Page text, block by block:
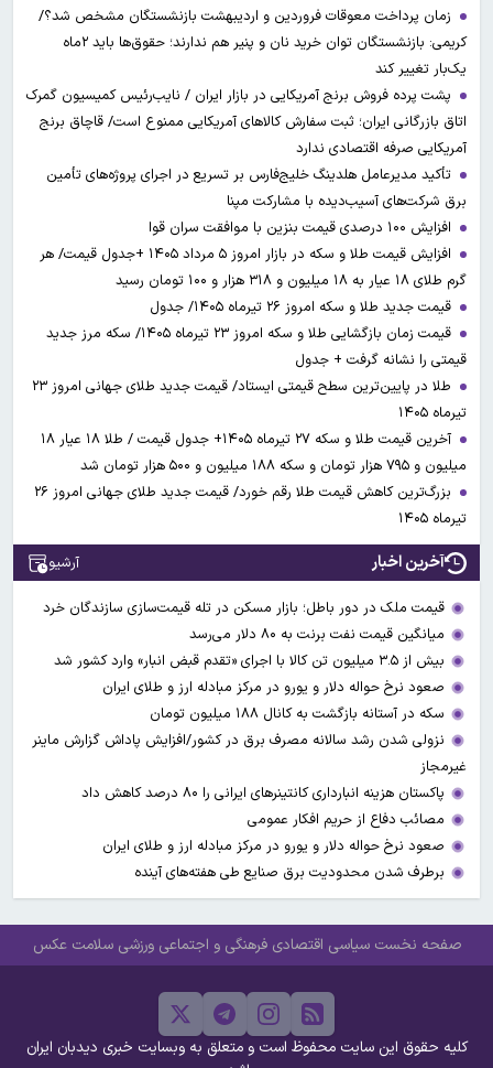
زمان پرداخت معوقات فروردین و اردیبهشت بازنشستگان مشخص شد؟/
کریمی: بازنشستگان توان خرید نان و پنیر هم ندارند؛ حقوق‌ها باید ۲ماه
یک‌بار تغییر کند
پشت پرده فروش برنج آمریکایی در بازار ایران / نایب‌رئیس کمیسیون گمرک
اتاق بازرگانی ایران؛ ثبت سفارش کالاهای آمریکایی ممنوع است/ قاچاق برنج
آمریکایی صرفه اقتصادی ندارد
تأکید مدیرعامل هلدینگ خلیج‌فارس بر تسریع در اجرای پروژه‌های تأمین
برق شرکت‌های آسیب‌دیده با مشارکت مپنا
افزایش ۱۰۰ درصدی قیمت بنزین با موافقت سران قوا
افزایش قیمت طلا و سکه در بازار امروز ۵ مرداد ۱۴۰۵ +جدول قیمت/ هر
گرم طلای ۱۸ عیار به ۱۸ میلیون و ۳۱۸ هزار و ۱۰۰ تومان رسید
قیمت جدید طلا و سکه امروز ۲۶ تیرماه ۱۴۰۵/ جدول
قیمت زمان بازگشایی طلا و سکه امروز ۲۳ تیرماه ۱۴۰۵/ سکه مرز جدید
قیمتی را نشانه گرفت + جدول
طلا در پایین‌ترین سطح قیمتی ایستاد/ قیمت جدید طلای جهانی امروز ۲۳
تیرماه ۱۴۰۵
آخرین قیمت طلا و سکه ۲۷ تیرماه ۱۴۰۵+ جدول قیمت / طلا ۱۸ عیار ۱۸
میلیون و ۷۹۵ هزار تومان و سکه ۱۸۸ میلیون و ۵۰۰ هزار تومان شد
بزرگ‌ترین کاهش قیمت طلا رقم خورد/ قیمت جدید طلای جهانی امروز ۲۶
تیرماه ۱۴۰۵
آخرین اخبار آرشیو
قیمت ملک در دور باطل؛ بازار مسکن در تله قیمت‌سازی سازندگان خرد
میانگین قیمت نفت برنت به ۸۰ دلار می‌رسد
بیش از ۳.۵ میلیون تن کالا با اجرای «تقدم قبض انبار» وارد کشور شد
صعود نرخ حواله دلار و یورو در مرکز مبادله ارز و طلای ایران
سکه در آستانه بازگشت به کانال ۱۸۸ میلیون تومان
نزولی شدن رشد سالانه مصرف برق در کشور/افزایش پاداش گزارش ماینر
غیرمجاز
پاکستان هزینه انبارداری کانتینرهای ایرانی را ۸۰ درصد کاهش داد
مصائب دفاع از حریم افکار عمومی
صعود نرخ حواله دلار و یورو در مرکز مبادله ارز و طلای ایران
برطرف شدن محدودیت‌ برق صنایع طی هفته‌های آینده
صفحه نخست سیاسی اقتصادی فرهنگی و اجتماعی ورزشی سلامت عکس
کلیه حقوق این سایت محفوظ است و متعلق به وبسایت خبری دیدبان ایران